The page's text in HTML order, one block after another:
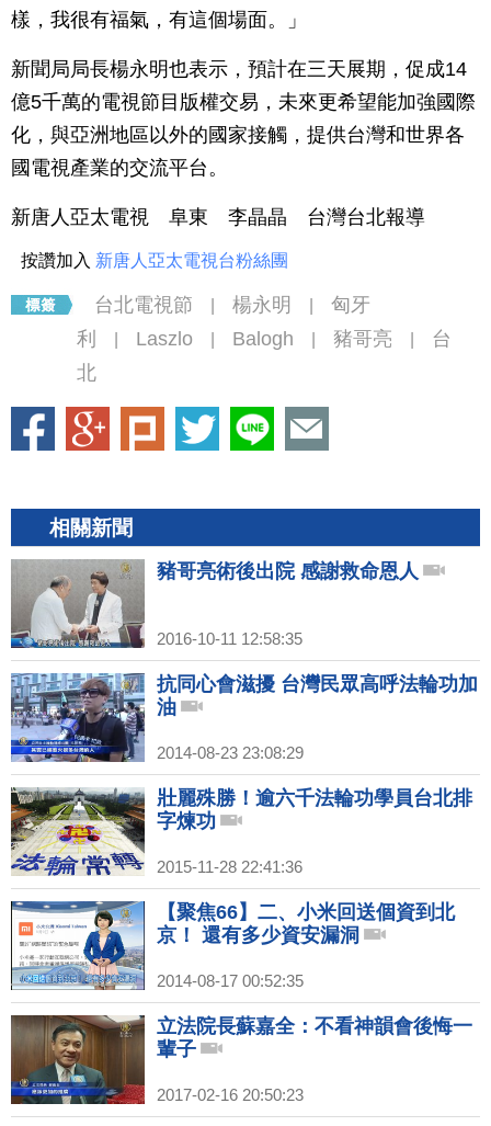
樣，我很有福氣，有這個場面。」
新聞局局長楊永明也表示，預計在三天展期，促成14
億5千萬的電視節目版權交易，未來更希望能加強國際
化，與亞洲地區以外的國家接觸，提供台灣和世界各
國電視產業的交流平台。
新唐人亞太電視 阜東 李晶晶 台灣台北報導
按讚加入 新唐人亞太電視台粉絲團
台北電視節 楊永明
匈牙
利
Laszlo Balogh 豬哥亮
台
北
相關新聞
豬哥亮術後出院 感謝救命恩人
2016-10-11 12:58:35
抗同心會滋擾 台灣民眾高呼法輪功加
油
2014-08-23 23:08:29
壯麗殊勝！逾六千法輪功學員台北排
字煉功
2015-11-28 22:41:36
【聚焦66】二、小米回送個資到北
京！ 還有多少資安漏洞
2014-08-17 00:52:35
立法院長蘇嘉全：不看神韻會後悔一
輩子
2017-02-16 20:50:23